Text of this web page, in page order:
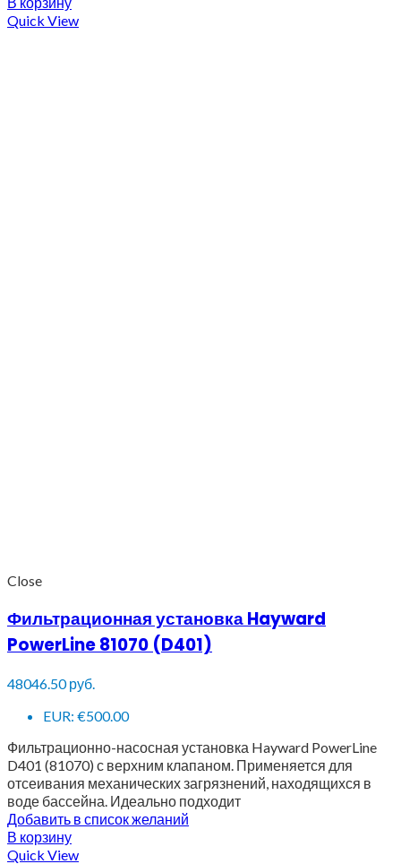
Quick View
Close
Фильтрационная установка Hayward
PowerLine 81070 (D401)
48046.50руб.
EUR: €500.00
Фильтрационно-насосная установка Hayward PowerLine
D401 (81070) с верхним клапаном. Применяется для
отсеивания механических загрязнений, находящихся в
воде бассейна. Идеально подходит
Добавить в список желаний
В корзину
Quick View